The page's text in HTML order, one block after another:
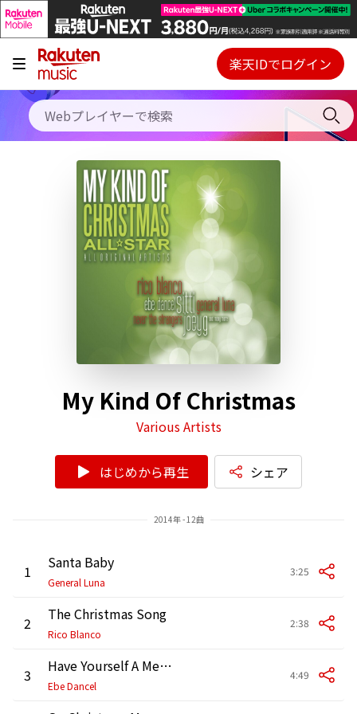
キャンペーン
料金プラン
使い方
初回30日間無料お試し
Webプレイヤー
ご契約内容の確認・変更
楽天IDでログイン
My Kind Of Christmas
Various Artists
はじめから再生 シェア
2014年 - 12曲
1 Santa Baby
General Luna
3:25
2 The Christmas Song
Rico Blanco
2:38
3 Have Yourself A Merry Little Christmas
Ebe Dancel
4:49